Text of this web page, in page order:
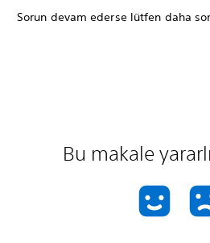
Sorun devam ederse lütfen daha
Bu makale